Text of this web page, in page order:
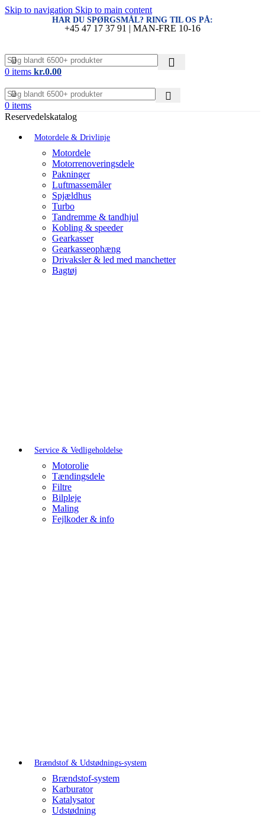
Skip to navigation Skip to main content
HAR DU SPØRGSMÅL? RING TIL OS PÅ:
+45 47 17 37 91 | MAN-FRE 10-16
0 items kr.0.00
0 items
Reservedelskatalog
Motordele & Drivlinje
Motordele
Motorrenoveringsdele
Pakninger
Luftmassemåler
Spjældhus
Turbo
Tandremme & tandhjul
Kobling & speeder
Gearkasser
Gearkasseophæng
Drivaksler & led med manchetter
Bagtøj
Service & Vedligeholdelse
Motorolie
Tændingsdele
Filtre
Bilpleje
Maling
Fejlkoder & info
Brændstof & Udstødnings-system
Brændstof-system
Karburator
Katalysator
Udstødning